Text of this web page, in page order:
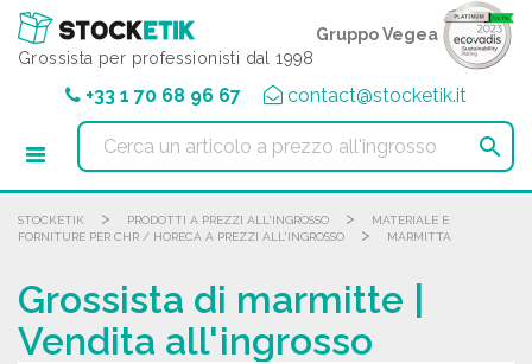
Grossista per professionisti dal 1998
Gruppo Vegea
+33 1 70 68 96 67 contact@stocketik.it

STOCKETIK > PRODOTTI A PREZZI ALL'INGROSSO >
MATERIALE E
FORNITURE PER CHR / HORECA A PREZZI ALL'INGROSSO
> MARMITTA
Grossista di marmitte |
Vendita all'ingrosso
Pannello di gestione dei cookies